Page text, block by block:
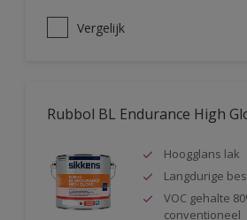
Vergelijk
Rubbol BL Endurance High
Hoogglans lak
Langdurige
VOC gehalte
conventioneel